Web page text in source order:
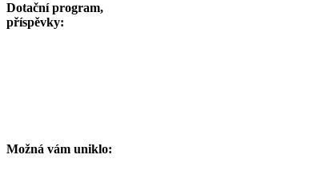
Dotační program,
příspěvky:
Možná vám uniklo: